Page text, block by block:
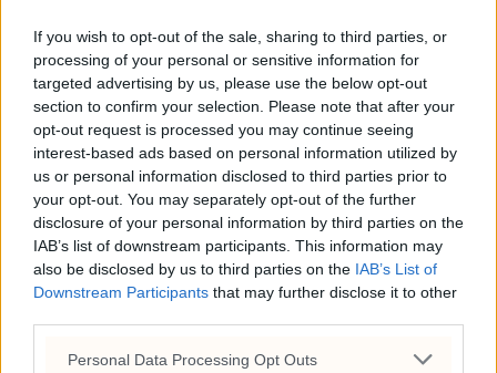
If you wish to opt-out of the sale, sharing to third parties, or
processing of your personal or sensitive information for
targeted advertising by us, please use the below opt-out
section to confirm your selection. Please note that after your
opt-out request is processed you may continue seeing
interest-based ads based on personal information utilized by
us or personal information disclosed to third parties prior to
your opt-out. You may separately opt-out of the further
disclosure of your personal information by third parties on the
IAB’s list of downstream participants. This information may
also be disclosed by us to third parties on the IAB’s List of
Downstream Participants that may further disclose it to other
Personal Data Processing Opt Outs
informasjoner. Hvorpå man påstår noe, er
kildene tydelig komt frem. Det er flere
objektive kilder i saken. Det som er subjektiv
mening er tydelig merket nettopp det. Det kan
også forekomme feil eller mangler i teksten.
Det har ingen innvirkning på innholdet i denne
saken. Ingen i Investornytt vet hva som blir
for å unngå potensielle lekkasjer. Ukens aksje